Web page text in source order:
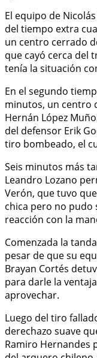
El equipo de
del tiempo extra
un centro cerrado
que cayó cerca del
tenía la situación
En el segundo
minutos, un centro
Hernán López
del defensor Erik
tiro bombeado, el
Seis minutos más
Leandro Lozano
Verón, que tuvo
chica pero no pudo
reacción con la
Comenzada la
pesar de que su
Brayan Cortés
para darle la
aprovechar.
Luego del tiro
derechazo suave
Ramiro Hernandes